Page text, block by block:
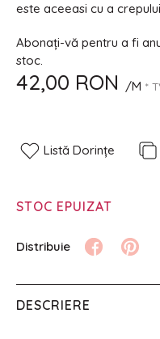
este aceeasi cu a
Abonați-vă pentru a fi
stoc.
42,00 RON /M *
Listă Dorințe
STOC EPUIZAT
DESCRIERE